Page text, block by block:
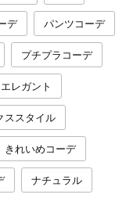
デ パンツコーデ
プチプラコーデ
エレガント
ススタイル
きれいめコーデ
ナチュラル